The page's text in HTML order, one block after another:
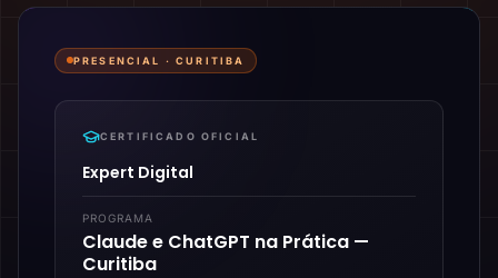
PRESENCIAL ·CURITIBA
CERTIFICADO OFICIAL
Expert Digital
PROGRAMA
Claude e ChatGPT na Prática —
Curitiba